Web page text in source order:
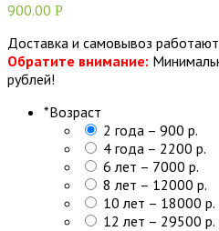
900.00 Р
Доставка и самовывоз
Обратите внимание:
рублей!
*Возраст
2 года – 900 р.
4 года – 2200 р.
6 лет – 7000 р.
8 лет – 12000 р.
10 лет – 18000 р.
12 лет – 29500 р.